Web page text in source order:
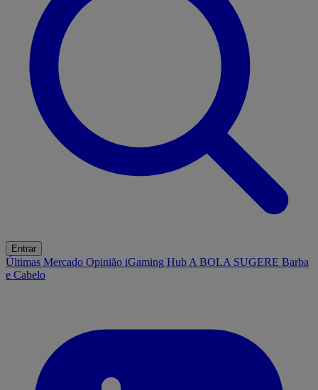
Entrar
Últimas Mercado Opinião iGaming Hub A BOLA SUGERE Barba
e Cabelo